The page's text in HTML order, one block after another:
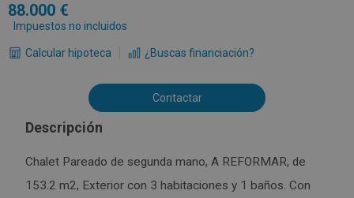
88.000
Impuestos no incluidos
Calcular hipoteca ¿Buscas financiación?
Contactar
Descripción
Chalet Pareado de segunda mano, A REFORMAR, de
153.2 m2, Exterior con 3 habitaciones y 1 baños. Con